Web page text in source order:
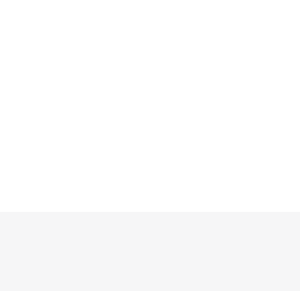
слабокислый/
древесного
кроны и ветвления
слабых побегов).
беречь от сквозняков и